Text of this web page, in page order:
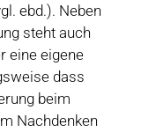
ebd.). Neben
steht auch
eine eigene
dass
beim
Nachdenken